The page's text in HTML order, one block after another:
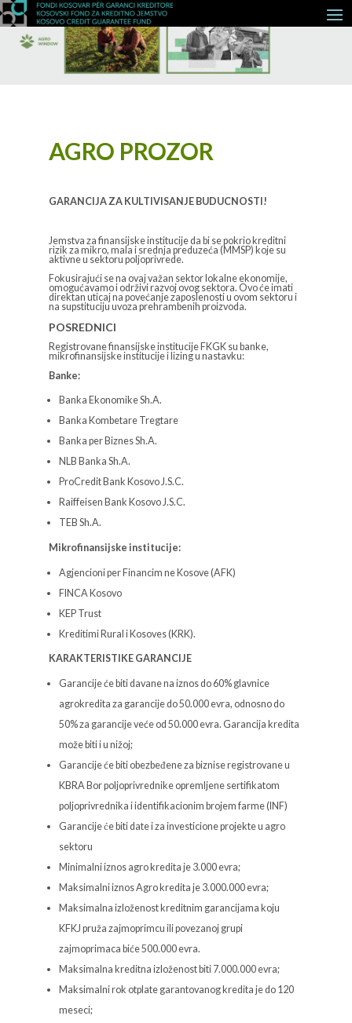
AGRO PROZOR
GARANCIJA ZA KULTIVISANJE BUDUCNOSTI!
Jemstva za finansijske institucije da bi se pokrio kreditni
rizik za mikro, mala i srednja preduzeća (MMSP) koje su
aktivne u sektoru poljoprivrede.
Fokusirajući se na ovaj važan sektor lokalne ekonomije,
omogućavamo i održivi razvoj ovog sektora. Ovo će imati
direktan uticaj na povećanje zaposlenosti u ovom sektoru i
na supstituciju uvoza prehrambenih proizvoda.
POSREDNICI
Registrovane finansijske institucije FKGK su banke,
mikrofinansijske institucije i lizing u nastavku:
Banke:
Banka Ekonomike Sh.A.
Banka Kombetare Tregtare
Banka per Biznes Sh.A.
NLB Banka Sh.A.
ProCredit Bank Kosovo J.S.C.
Raiffeisen Bank Kosovo J.S.C.
TEB Sh.A.
Mikrofinansijske institucije:
Agjencioni per Financim ne Kosove (AFK)
FINCA Kosovo
KEP Trust
Kreditimi Rural i Kosoves (KRK).
KARAKTERISTIKE GARANCIJE
Garancije će biti davane na iznos do 60% glavnice
agrokredita za garancije do 50.000 evra, odnosno do
50% za garancije veće od 50.000 evra. Garancija kredita
može biti i u nižoj;
Garancije će biti obezbeđene za biznise registrovane u
KBRA Bor poljoprivrednike opremljene sertifikatom
poljoprivrednika i identifikacionim brojem farme (INF)
Garancije će biti date i za investicione projekte u agro
sektoru
Minimalni iznos agro kredita je 3.000 evra;
Maksimalni iznos Agro kredita je 3.000.000 evra;
Maksimalna izloženost kreditnim garancijama koju
KFKJ pruža zajmoprimcu ili povezanoj grupi
zajmoprimaca biće 500.000 evra.
Maksimalna kreditna izloženost biti 7.000.000 evra;
Maksimalni rok otplate garantovanog kredita je do 120
meseci;